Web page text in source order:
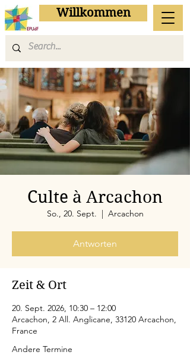
Willkommen
Culte à Arcachon
So., 20. Sept.
  |
Arcachon
Antworten
Zeit & Ort
20. Sept. 2026, 10:30 – 12:00
Arcachon, 2 All. Anglicane, 33120 Arcachon,
France
Andere Termine